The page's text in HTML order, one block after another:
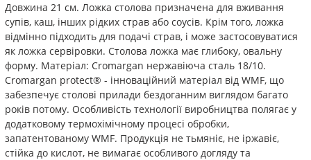
Довжина 21 см. Ложка столова призначена для вживання
супів, каш, інших рідких страв або соусів. Крім того, ложка
відмінно підходить для подачі страв, і може застосовуватися
як ложка сервіровки. Столова ложка має глибоку, овальну
форму. Матеріал: Cromargan нержавіюча сталь 18/10.
Cromargan protect® - інноваційний матеріал від WMF, що
забезпечує столові прилади бездоганним виглядом багато
років потому. Особливість технології виробництва полягає у
додатковому термохімічному процесі обробки,
запатентованому WMF. Продукція не тьмяніє, не іржавіє,
стійка до кислот, не вимагає особливого догляду та